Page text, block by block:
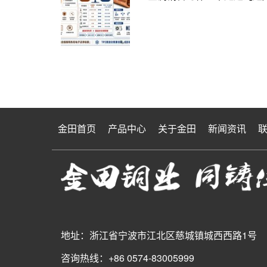
金田首页 产品中心 关于金田 新闻资讯
地址：浙江省宁波市江北区慈城镇城西西路1号
咨询热线：+86 0574-83005999